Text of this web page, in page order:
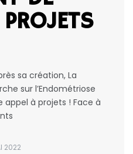
sa création, La
sur l’Endométriose
à projets ! Face à
2022